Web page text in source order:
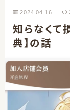
お問い合わせ
原神旗舰
2024.04.16
知らなくて
典】の話